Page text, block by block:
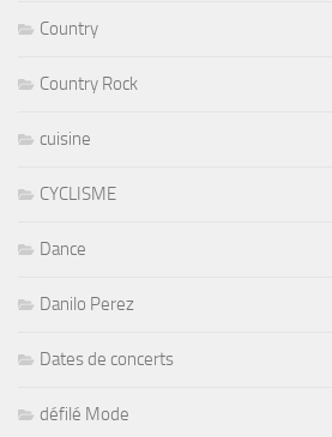
Country
Country Rock
cuisine
CYCLISME
Dance
Danilo Perez
Dates de concerts
défilé Mode